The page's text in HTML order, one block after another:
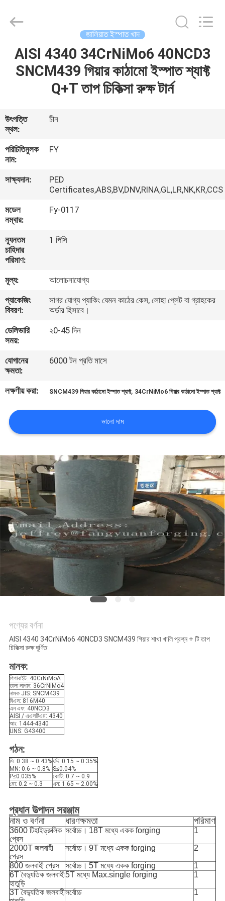
বাড়ি
ভিডিও
আমাদের
ভ্রমণ
মান
যোগাযোগ
উদ্ধৃতির
আবেদন
সাইট
ম্যাপ
PRIVACY
POLICY
Flange
Reserved.
জালিয়াত ইস্পাত খাদ
AISI 4340 34CrNiMo6 40NCD3
SNCM439 গিয়ার কাঠামো ইস্পাত শ্যাফ্ট
Q+T তাপ চিকিত্সা রুক্ষ টার্ন
উৎপত্তি
স্থল:
চীন
পরিচিতিমুলক
নাম:
FY
সাক্ষ্যদান:
PED
Certificates,ABS,BV,DNV,RINA,GL,LR,NK,KR,CCS
মডেল
নম্বার:
Fy-0117
ন্যূনতম
চাহিদার
পরিমাণ:
1 পিসি
মূল্য:
আলোচনাযোগ্য
প্যাকেজিং
বিবরণ:
সাগর যোগ্য প্যাকিং যেমন কাঠের কেস, লোহা প্লেট বা গ্রাহকের
অর্ডার হিসাবে।
ডেলিভারি
সময়:
২0-45 দিন
যোগানের
ক্ষমতা:
6000 টন প্রতি মাসে
লক্ষণীয় করা: SNCM439 গিয়ার কাঠামো ইস্পাত শ্যাফ্ট, 34CrNiMo6 গিয়ার কাঠামো ইস্পাত শ্যাফ্ট
ভালো দাম
পণ্যের বর্ণনা
AISI 4340 34CrNiMo6 40NCD3 SNCM439 গিয়ার শাখা খালি প্রশ্ন + টি তাপ
চিকিত্সা রুক্ষ ঘূর্ণিত
মানক:
গিগাবাইট: 40CrNiMoA
তালা লাগান: 36CrNiMo4
নামক JIS: SNCM439
বিএস: 816M40
এন এফ: 40NCD3
AISI / এএসটিএম: 4340
আঃ: 1444-4340
UNS: G43400
গঠন:
সি: 0.38 ~ 0.43%যদি: 0.15 ~ 0.35%
MN: 0.6 ~ 0.8% S≤0.04%
P≤0.035%
কোটি: 0.7 ~ 0.9
মো: 0.2 ~ 0.3
এন: 1.65 ~ 2.00%
প্রধান উত্পাদন সরঞ্জাম
নাম ও বর্ণনা ধারণক্ষমতা পরিমাণ
3600 টিহাইড্রুলিক
প্রেস
সর্বোচ্চ। 18T মধ্যে একক forging 1
2000T জলবাহী
প্রেস
সর্বোচ্চ। 9T মধ্যে একক forging 2
800 জলবাহী প্রেস সর্বোচ্চ। 5T মধ্যে একক forging
1
6T বৈদ্যুতিক জলবাহী
হাতুড়ি
5T মধ্যে Max.single forging 1
3T বৈদ্যুতিক জলবাহীসর্বোচ্চ 1